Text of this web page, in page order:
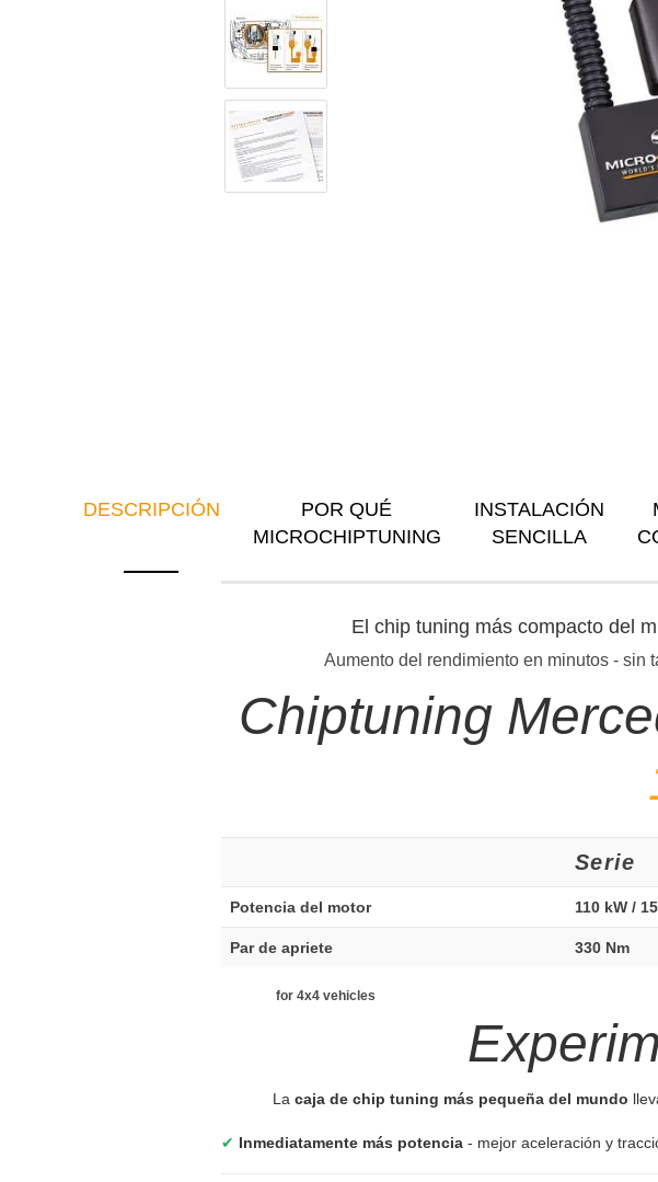
DESCRIPCIÓN
POR QUÉ
MICROCHIPTUNING
INSTALACIÓN
SENCILLA
El chip tuning más compacto del
Aumento del rendimiento en minutos - sin
Chiptuning
Serie
Potencia del motor 110 kW /
Par de apriete 330 Nm
for 4x4 vehicles
La caja de chip tuning más pequeña del mundo
✔ Inmediatamente más potencia - mejor aceleración y